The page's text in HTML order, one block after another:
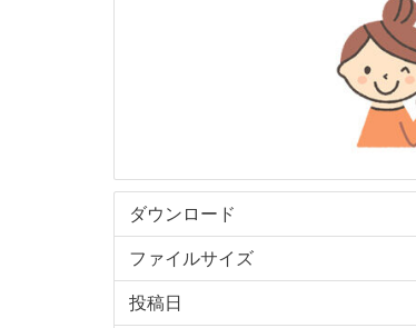
ダウンロード
ファイルサイズ
投稿日